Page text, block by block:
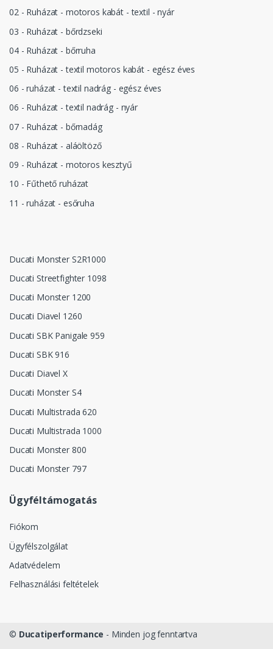
02 - Ruházat - motoros kabát - textil - nyár
03 - Ruházat - bőrdzseki
04 - Ruházat - bőrruha
05 - Ruházat - textil motoros kabát - egész éves
06 - ruházat - textil nadrág - egész éves
06 - Ruházat - textil nadrág - nyár
07 - Ruházat - bőrnadág
08 - Ruházat - aláöltöző
09 - Ruházat - motoros kesztyű
10 - Fűthető ruházat
11 - ruházat - esőruha
Ducati Monster S2R1000
Ducati Streetfighter 1098
Ducati Monster 1200
Ducati Diavel 1260
Ducati SBK Panigale 959
Ducati SBK 916
Ducati Diavel X
Ducati Monster S4
Ducati Multistrada 620
Ducati Multistrada 1000
Ducati Monster 800
Ducati Monster 797
Ügyféltámogatás
Fiókom
Ügyfélszolgálat
Adatvédelem
Felhasználási feltételek
© Ducatiperformance - Minden jog fenntartva